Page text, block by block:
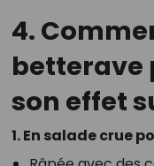
4.
betterave
son effet
1. En salade crue